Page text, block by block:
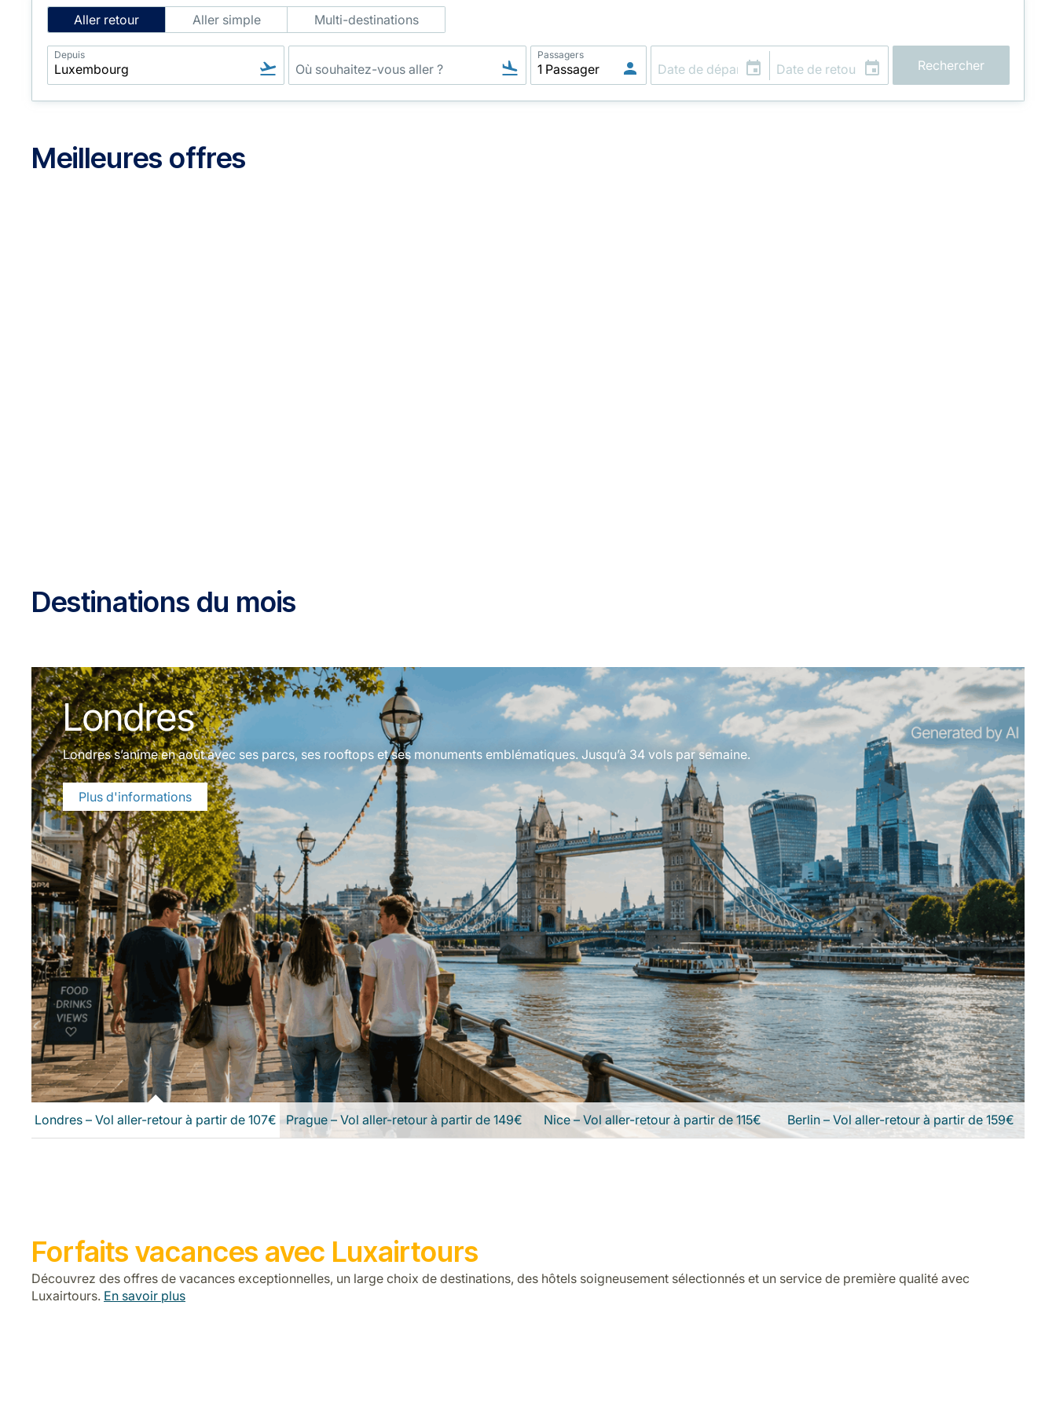
Intelligent
Flight
Search
Aller retour Aller simple Multi-destinations
Depuis Passagers
Rechercher
Meilleures offres
Destinations du mois
Londres
Londres s’anime en août avec ses parcs, ses rooftops et ses monuments emblématiques. Jusqu’à 34 vols par semaine.
Plus d'informations
Londres – Vol aller-retour à partir de 107€ Prague – Vol aller-retour à partir de 149€ Nice – Vol aller-retour à partir de 115€ Berlin – Vol aller-retour à partir de 159€
Forfaits vacances avec Luxairtours
Découvrez des offres de vacances exceptionnelles, un large choix de destinations, des hôtels soigneusement sélectionnés et un service de première qualité avec
Luxairtours. En savoir plus